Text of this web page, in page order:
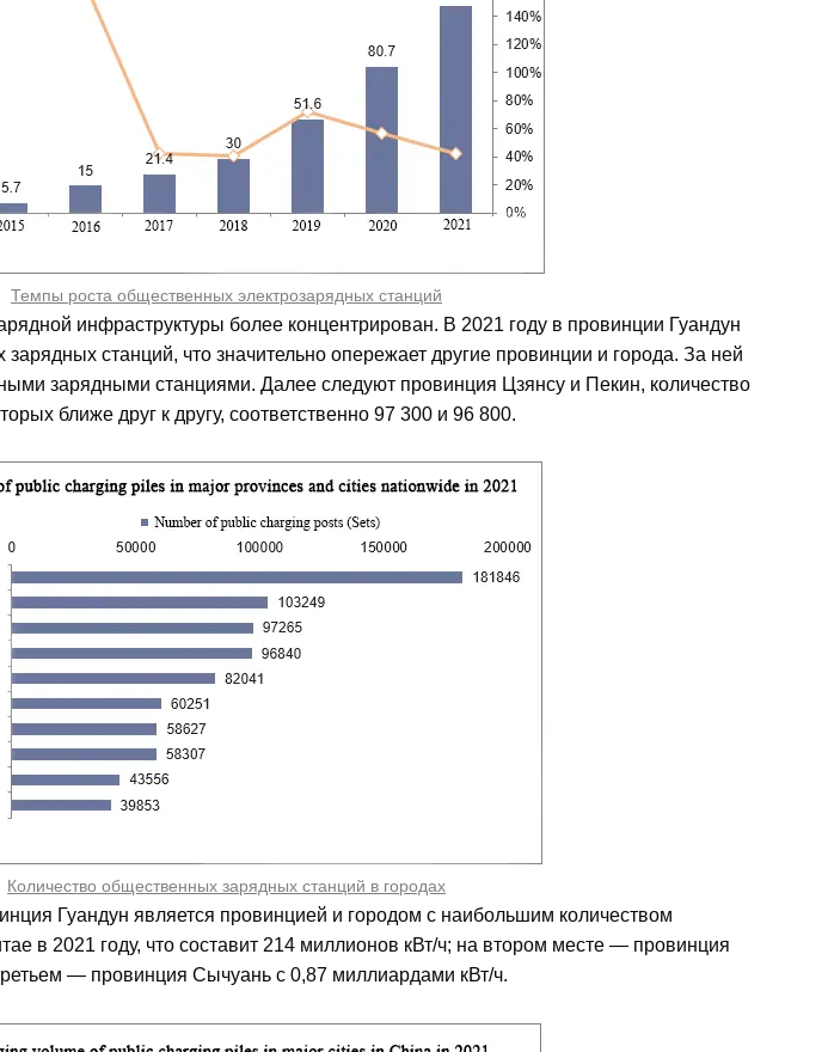
Темпы роста общественных электрозарядных станций
инфраструктуры более концентрирован. В 2021 году в провинции Гуандун
станций, что значительно опережает другие провинции и города. За ней
зарядными станциями. Далее следуют провинция Цзянсу и Пекин, количество
ближе друг к другу, соответственно 97 300 и 96 800.
Количество общественных зарядных станций в городах
Гуандун является провинцией и городом с наибольшим количеством
в 2021 году, что составит 214 миллионов кВт/ч; на втором месте — провинция
— провинция Сычуань с 0,87 миллиардами кВт/ч.